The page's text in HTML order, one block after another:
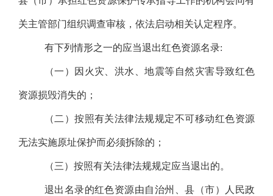
关主管部门组织调查审核，依法启动相关认定程序。
有下列情形之一的应当退出红色资源名录:
（一）因火灾、洪水、地震等自然灾害导致红色
资源损毁消失的；
（二）按照有关法律法规规定不可移动红色资源
无法实施原址保护而必须拆除的；
（三） 按照有关法律法规规定应当退出的。
退出名录的红色资源由自治州、县（市）人民政